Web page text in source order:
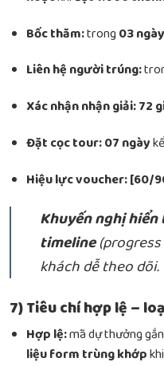
Bốc thăm:trong03 ngày
Liên hệ người trúng:
Xác nhận nhận giải:72
Đặt cọc tour:07 ngày
Hiệu lực voucher:[60/
Khuyến nghị
timeline
khách dễ theo dõi.
7) Tiêu chí hợp lệ –
Hợp lệ:mã dự thưởng
liệu form trùng khớp